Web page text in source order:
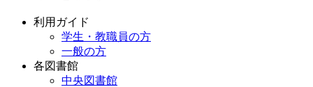
利用ガイド
学生・教職員の方
一般の方
各図書館
中央図書館